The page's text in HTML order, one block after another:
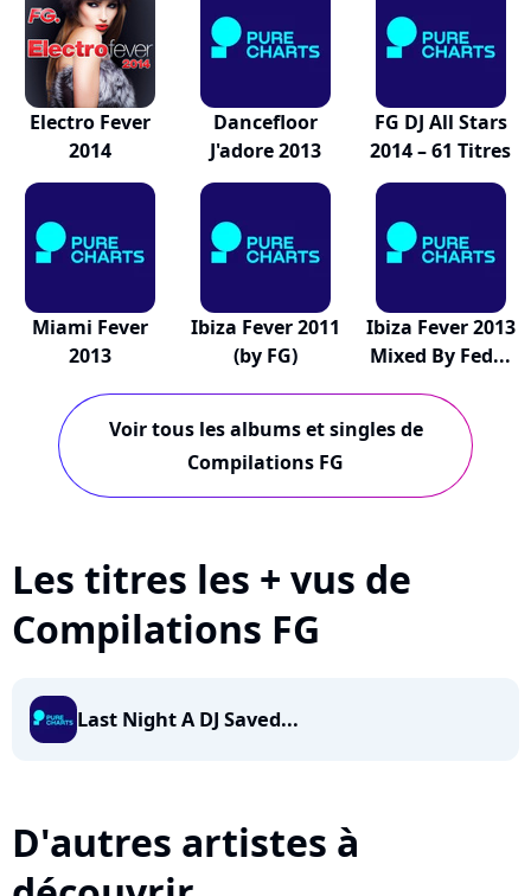
Electro Fever
2014
Dancefloor
J'adore 2013
FG DJ All Stars
2014 – 61 Titres
Miami Fever
2013
Ibiza Fever 2011
(by FG)
Ibiza Fever 2013
Mixed By Fed...
Voir tous les albums et singles de
Compilations FG
Les titres les + vus de
Compilations FG
Last Night A DJ Saved...
D'autres artistes à